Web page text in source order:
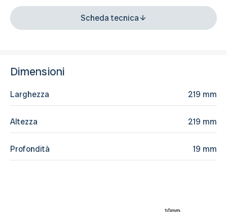
Scheda tecnica
Dimensioni
Larghezza 219 mm
Altezza 219 mm
Profondità 19 mm